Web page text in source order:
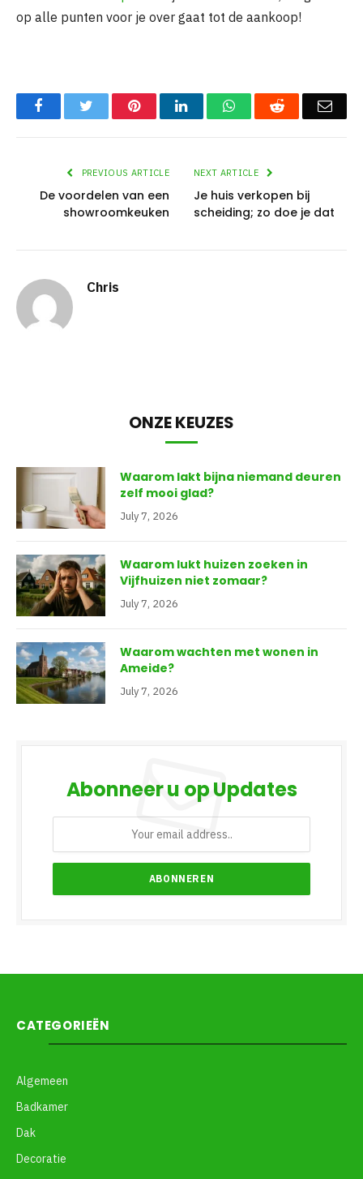
op alle punten voor je over gaat tot de aankoop!
FacebookTwitter PinterestLinkedInWhatsAppReddit
PREVIOUS ARTICLE
De voordelen van een
showroomkeuken
NEXT ARTICLE
Je huis verkopen bij
scheiding; zo doe je dat
Chris
ONZE KEUZES
Waarom lakt bijna niemand deuren
zelf mooi glad?
July 7, 2026
Waarom lukt huizen zoeken in
Vijfhuizen niet zomaar?
July 7, 2026
Waarom wachten met wonen in
Ameide?
July 7, 2026
Abonneer u op Updates
CATEGORIEËN
Algemeen
Badkamer
Dak
Decoratie